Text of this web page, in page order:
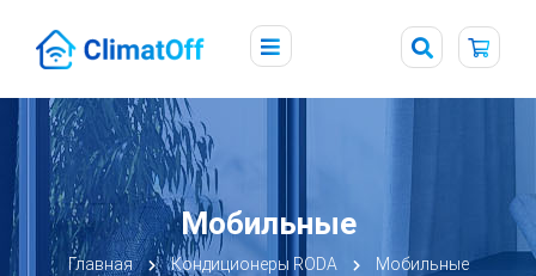
Мобильные
Главная Кондиционеры RODA Мобильные